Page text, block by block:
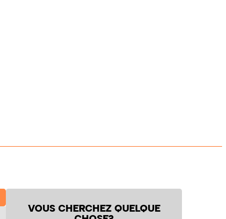
VOUS CHERCHEZ QUELQUE